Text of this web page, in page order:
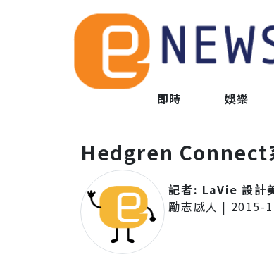
即時 娛樂
Hedgren Connect
記者: LaVie 設計
勵志感人 | 2015-